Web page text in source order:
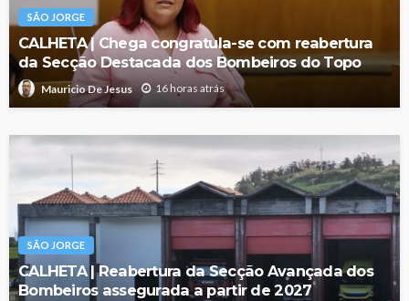
SÃO JORGE
CALHETA | Chega congratula-se com reabertura
da Secção Destacada dos Bombeiros do Topo
Mauricio De Jesus 16 horas atrás
SÃO JORGE
CALHETA | Reabertura da Secção Avançada dos
Bombeiros assegurada a partir de 2027